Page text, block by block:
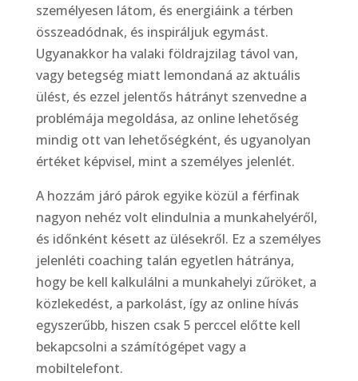
személyesen látom, és energiáink a térben
összeadódnak, és inspiráljuk egymást.
Ugyanakkor ha valaki földrajzilag távol van,
vagy betegség miatt lemondaná az aktuális
ülést, és ezzel jelentős hátrányt szenvedne a
problémája megoldása, az online lehetőség
mindig ott van lehetőségként, és ugyanolyan
értéket képvisel, mint a személyes jelenlét.
A hozzám járó párok egyike közül a férfinak
nagyon nehéz volt elindulnia a munkahelyéről,
és időnként késett az ülésekről. Ez a személyes
jelenléti coaching talán egyetlen hátránya,
hogy be kell kalkulálni a munkahelyi zűröket, a
közlekedést, a parkolást, így az online hívás
egyszerűbb, hiszen csak 5 perccel előtte kell
bekapcsolni a számítógépet vagy a
mobiltelefont.